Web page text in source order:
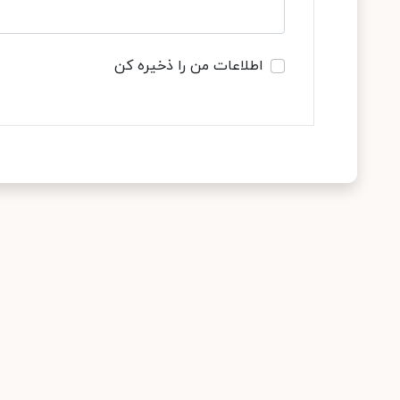
اطلاعات من را ذخیره کن